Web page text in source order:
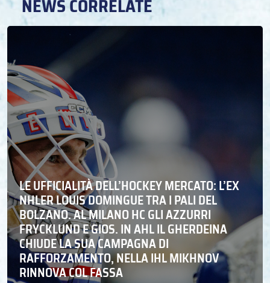
NEWS CORRELATE
LE UFFICIALITÀ DELL’HOCKEY MERCATO: L’EX
NHLER LOUIS DOMINGUE TRA I PALI DEL
BOLZANO. AL MILANO HC GLI AZZURRI
FRYCKLUND E GIOS. IN AHL IL GHERDEINA
CHIUDE LA SUA CAMPAGNA DI
RAFFORZAMENTO, NELLA IHL MIKHNOV
RINNOVA COL FASSA